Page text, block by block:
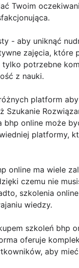
Twoim
- aby uniknąć
zajęcia, które
potrzebne
z nauki.
platform
Szukanie
bhp online może
platformy,
online ma wiele
czemu nie
szkolenia
wiedzy.
szkoleń bhp
oferuje
aby